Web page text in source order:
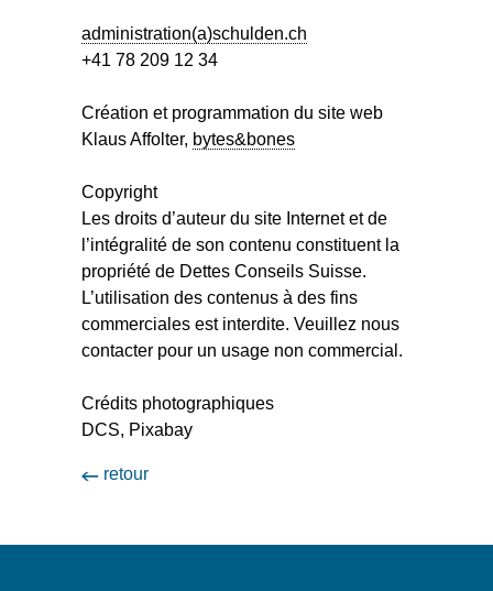
administration(a)schulden.ch
+41 78 209 12 34
Création et programmation du site web
Klaus Affolter, bytes&bones
Copyright
Les droits d’auteur du site Internet et de
l’intégralité de son contenu constituent la
propriété de Dettes Conseils Suisse.
L’utilisation des contenus à des fins
commerciales est interdite. Veuillez nous
contacter pour un usage non commercial.
Crédits photographiques
DCS, Pixabay
retour